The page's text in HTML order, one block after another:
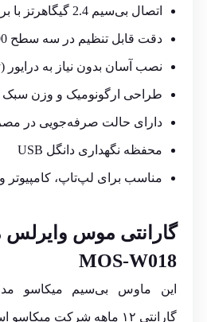
اتصال بی‌سیم 2.4 گیگاهرتز با برد تا 10 متر
دقت قابل تنظیم در سه سطح 800، 1200 و 1600 DPI
نصب آسان بدون نیاز به درایور (Plug & Play)
طراحی ارگونومیک و وزن سبک
دارای حالت صرفه‌جویی در
محفظه نگهداری دانگل USB
مناسب برای لپ‌تاپ، کامپیوتر
گارانتی موس وایرلس
MOS-W018
گارانتی ۱۲ ماهه شرکت میکاسو است،